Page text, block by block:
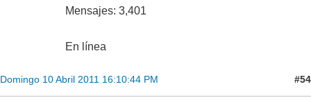
Mensajes: 3,401
En línea
Domingo 10 Abril 2011 16:10:44 PM #54